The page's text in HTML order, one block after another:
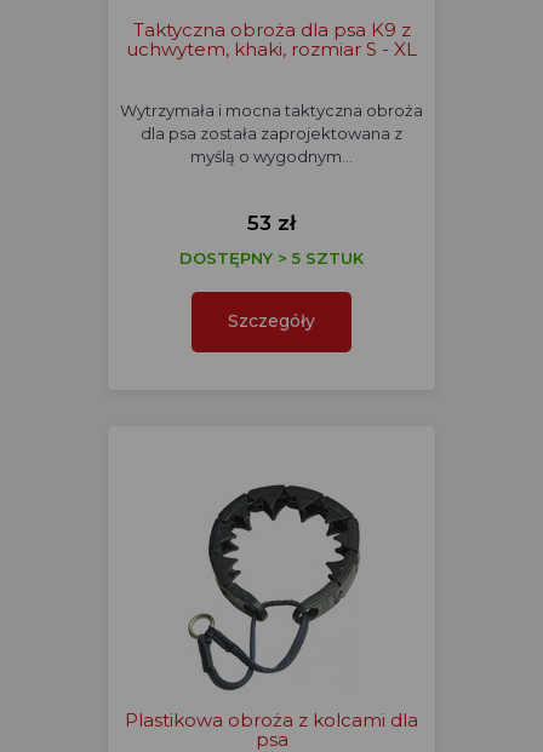
Taktyczna obroża dla psa K9 z
uchwytem, khaki, rozmiar S - XL
Wytrzymała i mocna taktyczna obroża
dla psa została zaprojektowana z
myślą o wygodnym…
53 zł
DOSTĘPNY > 5 SZTUK
Szczegóły
Plastikowa obroża z kolcami dla
psa